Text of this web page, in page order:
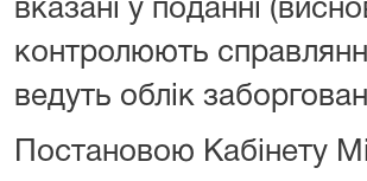
вказані у поданні
контролюють
ведуть облік
Постановою Кабінету